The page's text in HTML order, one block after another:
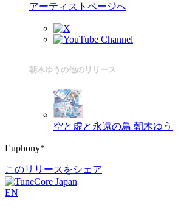
アーティストページへ
朝木ゆうの他のリリース
空と虚と永遠の鳥 朝木ゆう
Euphony*
このリリースをシェア
EN